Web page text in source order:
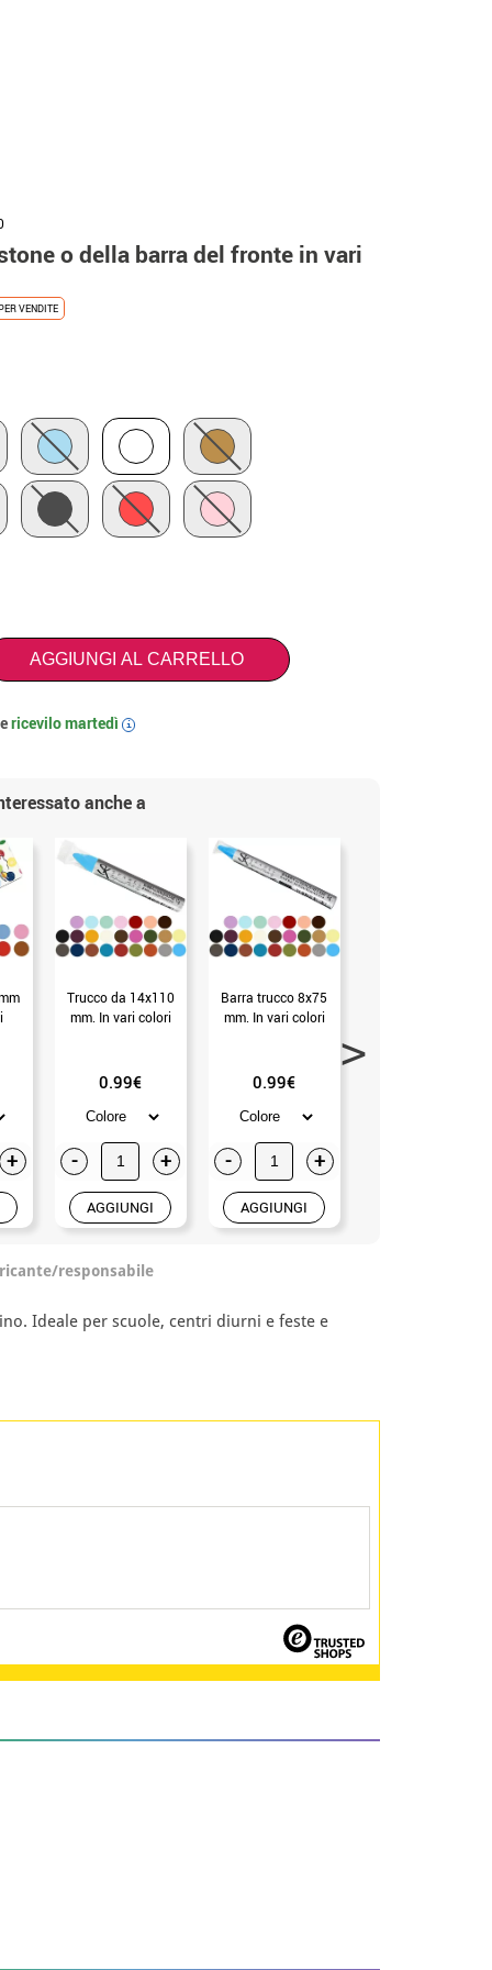
o della barra del fronte in vari
VENDITE
AGGIUNGI AL CARRELLO
ricevilomartedì i
anche a
+
Trucco da 14x110
mm. In vari colori
0.99€
- +
AGGIUNGI
Barra trucco 8x75
mm. In vari colori
0.99€
- +
AGGIUNGI
responsabile
Ideale per scuole, centri diurni e feste e